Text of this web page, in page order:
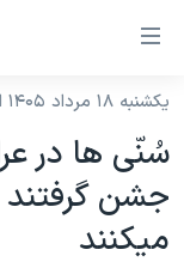
لینکهای
دسترسی
جهش
محتوای
اصلی
خانه
نسخه سبک
موضوع ها
ایران
برنامه های
یکشنبه ۱۸ مرداد ۱۴۰۵ ایران ۰۹:۱۲
سُنّی ها در
جشن گرفتند
ميکنند